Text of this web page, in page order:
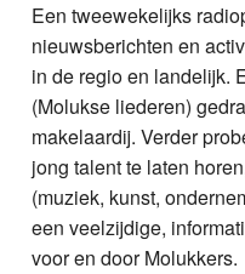
Video
Webcam
Info
Een tweewekelijks
nieuwsberichten en
in de regio en landelijk.
(Molukse liederen)
makelaardij. Verder
jong talent te laten
(muziek, kunst,
een veelzijdige,
voor en door Molukkers.